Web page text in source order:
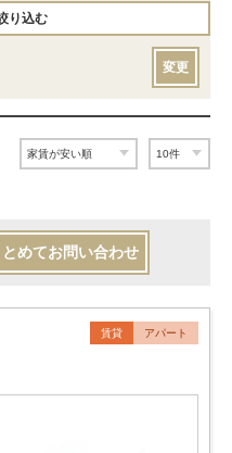
り込む
変更
とめてお問い合わせ
賃貸 アパート